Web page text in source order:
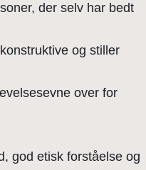
der selv har bedt
og stiller
over for
god etisk forståelse og